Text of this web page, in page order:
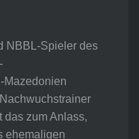
NBBL-Spieler des
Mazedonien
das zum Anlass,
ehemaligen